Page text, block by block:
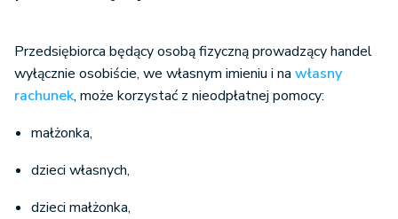
Przedsiębiorca będący osobą fizyczną prowadzący handel
wyłącznie osobiście, we własnym imieniu i na własny
rachunek, może korzystać z nieodpłatnej pomocy:
małżonka,
dzieci własnych,
dzieci małżonka,